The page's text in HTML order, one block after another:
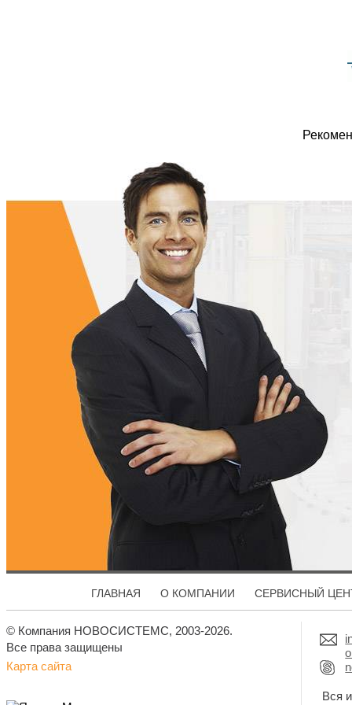
ГЛАВНАЯ О КОМПАНИИ СЕРВИСНЫЙ
© Компания НОВОСИСТЕМС, 2003-2026.
Все права защищены
Карта сайта
Вся